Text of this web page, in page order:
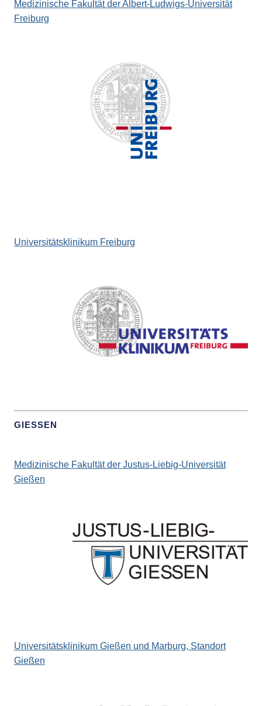
Medizinische Fakultät der Albert-Ludwigs-Universität
Freiburg
Universitätsklinikum Freiburg
GIESSEN
Medizinische Fakultät der Justus-Liebig-Universität
Gießen
Universitätsklinikum Gießen und Marburg, Standort
Gießen